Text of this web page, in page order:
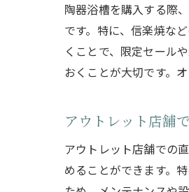
陶器浴槽を購入する際
です。特に、信楽焼な
くことで、限定セール
おくことが大切です。
アウトレット店舗
アウトレット店舗での
めることができます。